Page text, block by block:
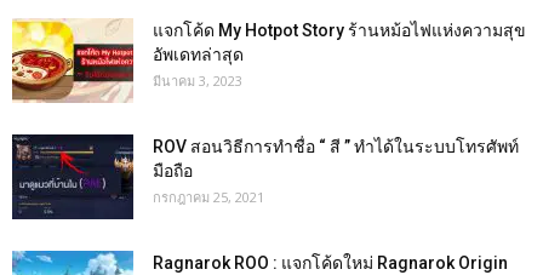
แจกโค้ด My Hotpot Story ร้านหม้อไฟแห่งความสุข
อัพเดทล่าสุด
มีนาคม 3, 2023
ROV สอนวิธีการทำชื่อ “ สี ” ทำได้ในระบบโทรศัพท์
มือถือ
กรกฎาคม 25, 2021
Ragnarok ROO : แจกโค้ดใหม่ Ragnarok Origin